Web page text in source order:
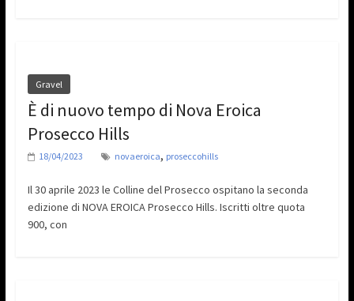
Gravel
È di nuovo tempo di Nova Eroica
Prosecco Hills
18/04/2023 novaeroica, proseccohills
Il 30 aprile 2023 le Colline del Prosecco ospitano la seconda
edizione di NOVA EROICA Prosecco Hills. Iscritti oltre quota
900, con